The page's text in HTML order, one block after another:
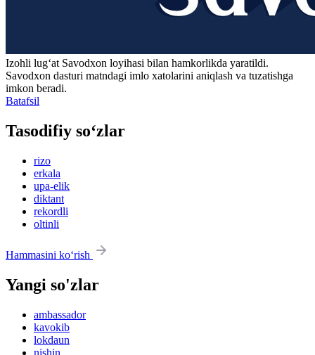
Izohli lugʻat Savodxon loyihasi bilan hamkorlikda yaratildi.
Savodxon dasturi matndagi imlo xatolarini aniqlash va tuzatishga
imkon beradi.
Batafsil
Tasodifiy so‘zlar
rizo
erkala
upa-elik
diktant
rekordli
oltinli
Hammasini ko‘rish
Yangi so'zlar
ambassador
kavokib
lokdaun
nishin